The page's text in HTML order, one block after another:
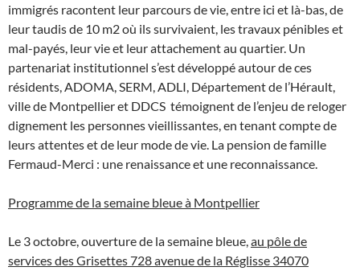
immigrés racontent leur parcours de vie, entre ici et là-bas, de
leur taudis de 10 m2 où ils survivaient, les travaux pénibles et
mal-payés, leur vie et leur attachement au quartier. Un
partenariat institutionnel s’est développé autour de ces
résidents, ADOMA, SERM, ADLI, Département de l’Hérault,
ville de Montpellier et DDCS témoignent de l’enjeu de reloger
dignement les personnes vieillissantes, en tenant compte de
leurs attentes et de leur mode de vie. La pension de famille
Fermaud-Merci : une renaissance et une reconnaissance.
Programme de la semaine bleue à Montpellier
Le 3 octobre, ouverture de la semaine bleue,au pôle de
services des Grisettes 728 avenue de la Réglisse 34070